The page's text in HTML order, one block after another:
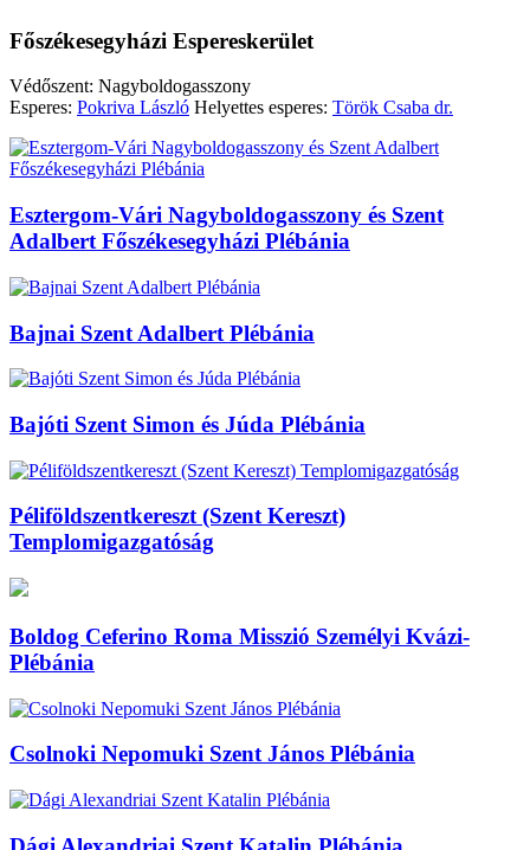
Főszékesegyházi Espereskerület
Védőszent: Nagyboldogasszony
Esperes: Pokriva László Helyettes esperes: Török Csaba dr.
Esztergom-Vári Nagyboldogasszony és Szent
Adalbert Főszékesegyházi Plébánia
Bajnai Szent Adalbert Plébánia
Bajóti Szent Simon és Júda Plébánia
Péliföldszentkereszt (Szent Kereszt)
Templomigazgatóság
Boldog Ceferino Roma Misszió Személyi Kvázi-
Plébánia
Csolnoki Nepomuki Szent János Plébánia